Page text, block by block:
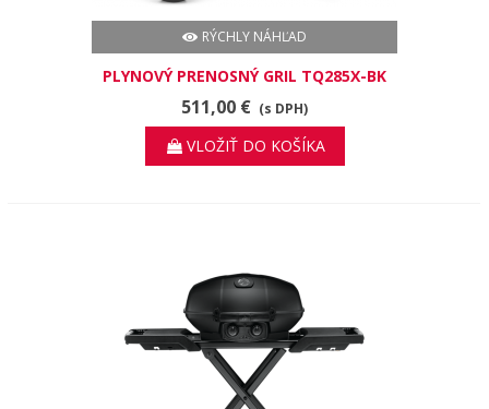
RÝCHLY NÁHĽAD
PLYNOVÝ PRENOSNÝ GRIL TQ285X-BK
511,00 € (s DPH)
VLOŽIŤ DO KOŠÍKA